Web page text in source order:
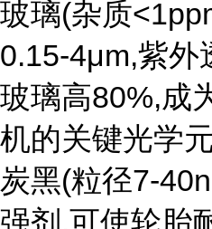
玻璃(杂质
0.15-4μm,紫外
玻璃高80%,成
机的关键光学
炭黑(粒径7-
强剂,可使轮胎